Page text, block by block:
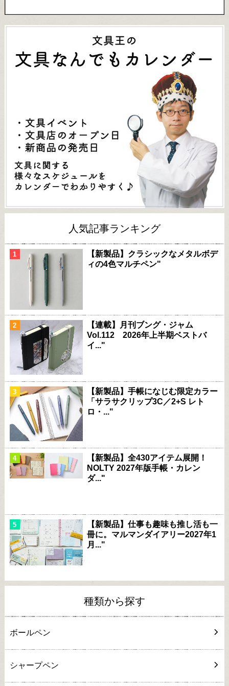
人気記事ランキング
【新製品】クラシックなメタルボデ
ィの4色マルチペン"
【連載】月刊ブング・ジャム
Vol.112 2026年上半期ベストバ
イ..."
【新製品】手帳になじむ限定カラー
「サラサクリップ3C／2+S レト
ロ・..."
【新製品】全430アイテム展開！
NOLTY 2027年版手帳・カレン
ダ..."
【新製品】仕事も趣味も推し活も一
冊に。マルマンダイアリー2027年1
月..."
種類から探す
ボールペン
シャープペン